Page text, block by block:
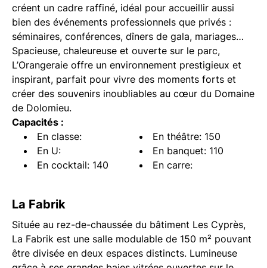
créent un cadre raffiné, idéal pour accueillir aussi
bien des événements professionnels que privés :
séminaires, conférences, dîners de gala, mariages…
Spacieuse, chaleureuse et ouverte sur le parc,
L’Orangeraie offre un environnement prestigieux et
inspirant, parfait pour vivre des moments forts et
créer des souvenirs inoubliables au cœur du Domaine
de Dolomieu.
Capacités :
En classe:
En théâtre: 150
En U:
En banquet: 110
En cocktail: 140
En carre:
La Fabrik
Située au rez-de-chaussée du bâtiment Les Cyprès,
La Fabrik est une salle modulable de 150 m² pouvant
être divisée en deux espaces distincts. Lumineuse